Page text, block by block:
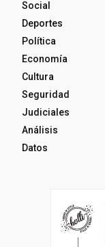
Social
Deportes
Política
Economía
Cultura
Seguridad
Judiciales
Análisis
Datos